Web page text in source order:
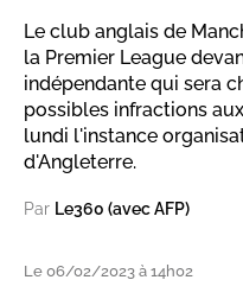
Le club anglais de
la Premier League
indépendante qui sera
possibles infractions
lundi l'instance
d'Angleterre.
Par Le360 (avec AFP)
Le 06/02/2023 à 14h02